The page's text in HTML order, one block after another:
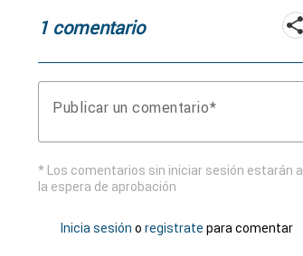
1 comentario
Publicar un comentario
* Los comentarios sin iniciar sesión estarán a
la espera de aprobación
Inicia sesión o registrate para comentar